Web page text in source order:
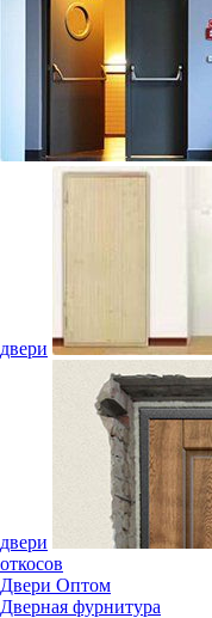
двери
двери
откосов
Двери Оптом
Дверная фурнитура